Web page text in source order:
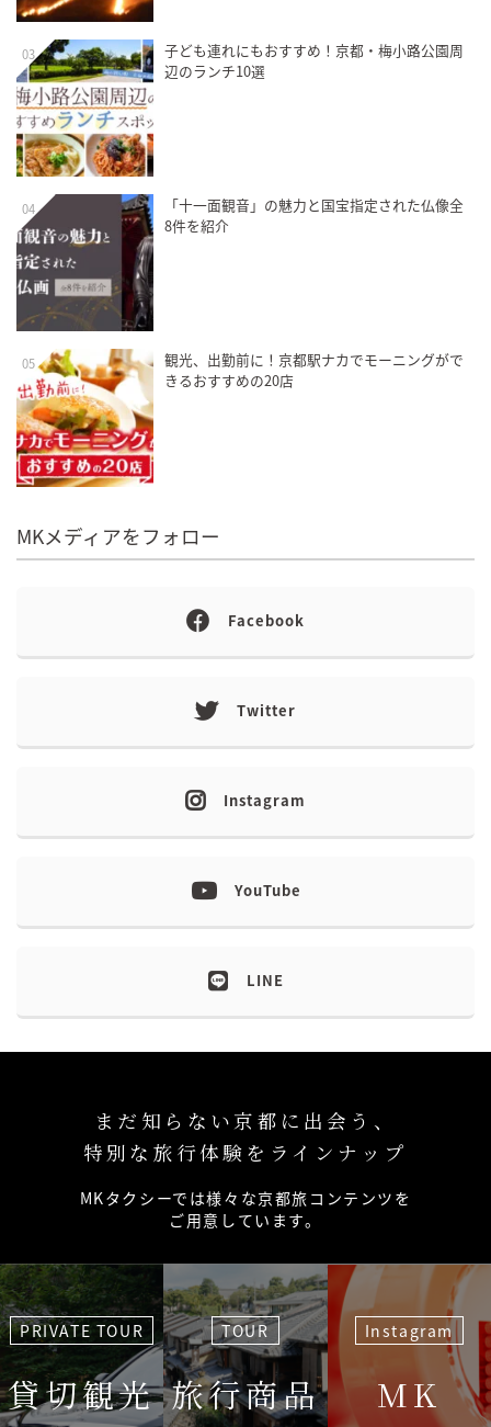
03
子ども連れにもおすすめ！京都・梅小路公園周
辺のランチ10選
04
「十一面観音」の魅力と国宝指定された仏像全
8件を紹介
05
観光、出勤前に！京都駅ナカでモーニングがで
きるおすすめの20店
MKメディアをフォロー
Facebook
Twitter
Instagram
YouTube
LINE
まだ知らない京都に出会う、
特別な旅行体験をラインナップ
MKタクシーでは様々な京都旅コンテンツを
ご用意しています。
PRIVATE TOUR
貸切観光
TOUR
旅行商品
Instagram
MK